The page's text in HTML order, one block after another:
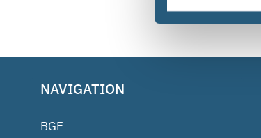
NAVIGATION
BGE